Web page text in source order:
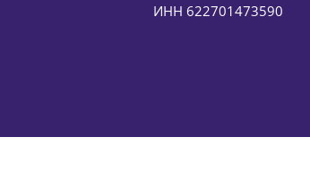
ИНН 622701473590